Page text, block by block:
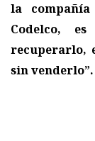
la
Codelco,
recuperarlo,
sin venderlo”.